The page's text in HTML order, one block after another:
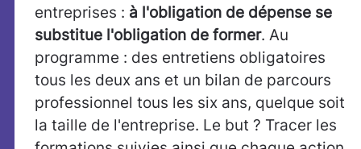
entreprises : à l'obligation de dépense se
substitue l'obligation de former. Au
programme : des entretiens obligatoires
tous les deux ans et un bilan de parcours
professionnel tous les six ans, quelque soit
la taille de l'entreprise. Le but ? Tracer les